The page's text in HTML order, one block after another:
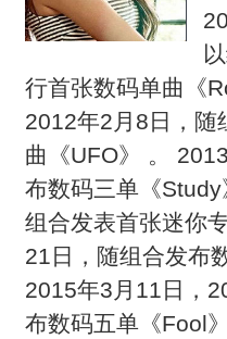
行首张数码单曲《
2012年2月8日，随
曲《UFO》 。
布数码三单《Study
组合发表首张迷你
21日，随组合发布
2015年3月11日，
布数码五单《Fool